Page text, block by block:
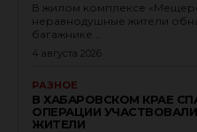
В жилом комплексе
неравнодушные жители
багажнике...
4 августа 2026
РАЗНОЕ
В ХАБАРОВСКОМ КРАЕ
ОПЕРАЦИИ
ЖИТЕЛИ